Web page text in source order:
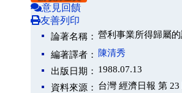
意見回饋
友善列印
論著名稱： 營利事業所得歸屬
編著譯者：
陳清秀
出版日期： 1988.07.13
資料來源： 台灣 經濟日報 第 23